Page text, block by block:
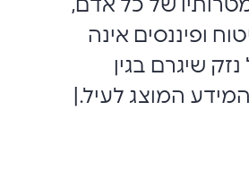
ומטרותיו של כל אדם,
ופיננסים אינה
שיגרם בגין
המוצג לעיל.|